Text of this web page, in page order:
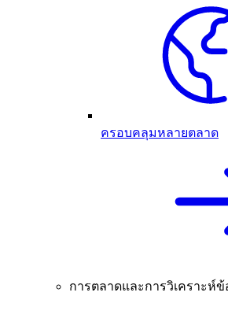
ครอบคลุมหลายตลาด
การตลาดและการวิเคราะห์